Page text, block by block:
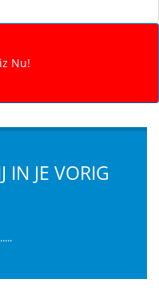
IN JE VORIG